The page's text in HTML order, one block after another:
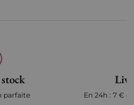
parfaite En 24h : 7 €